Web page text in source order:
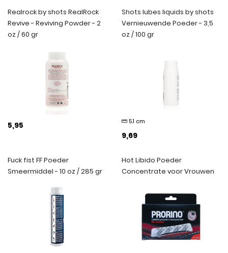
Realrock by shots RealRock
Revive - Reviving Powder - 2
oz / 60 gr
5,95
Shots lubes liquids by shots
Vernieuwende Poeder - 3,5
oz / 100 gr
5.1 cm
9,69
Fuck fist FF Poeder
Smeermiddel - 10 oz / 285 gr
Hot Libido Poeder
Concentrate voor Vrouwen